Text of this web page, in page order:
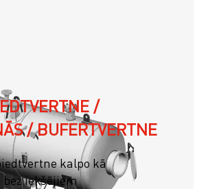
/
/ BUFERTVERTNE
kalpo kā
iekšējiem